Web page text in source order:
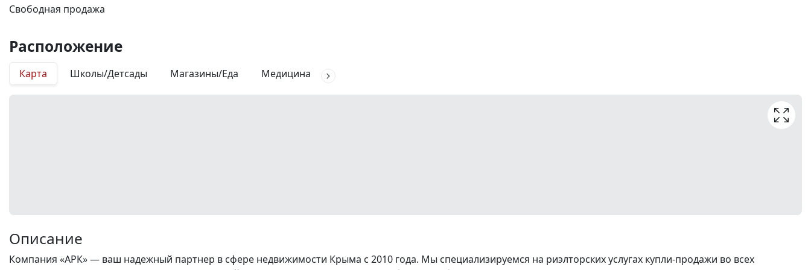
Свободная продажа
Расположение
Карта Школы/Детсады Магазины/Еда Медицина
Описание
Компания «АРК» — ваш надежный партнер в сфере недвижимости Крыма с 2010 года. Мы специализируемся на риэлторских услугах купли-продажи во всех